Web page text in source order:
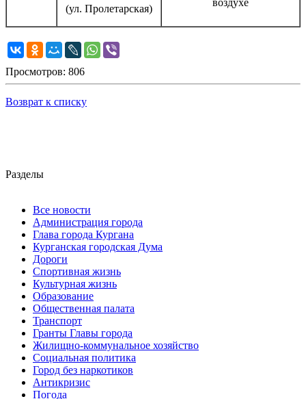
(ул. Пролетарская)
воздухе
Просмотров: 806
Возврат к списку
Разделы
Все новости
Администрация города
Глава города Кургана
Курганская городская Дума
Дороги
Спортивная жизнь
Культурная жизнь
Образование
Общественная палата
Транспорт
Гранты Главы города
Жилищно-коммунальное хозяйство
Социальная политика
Город без наркотиков
Антикризис
Погода